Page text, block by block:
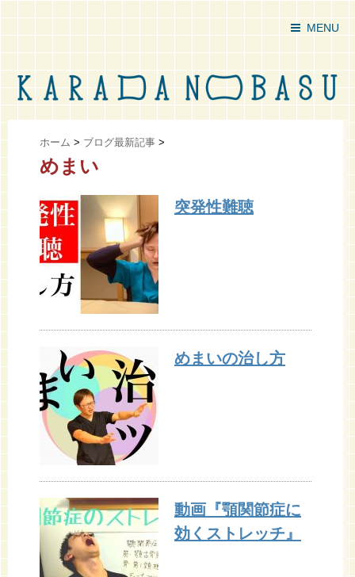
MENU
ホーム > ブログ最新記事 >
めまい
突発性難聴
めまいの治し方
動画『顎関節症に
効くストレッチ』